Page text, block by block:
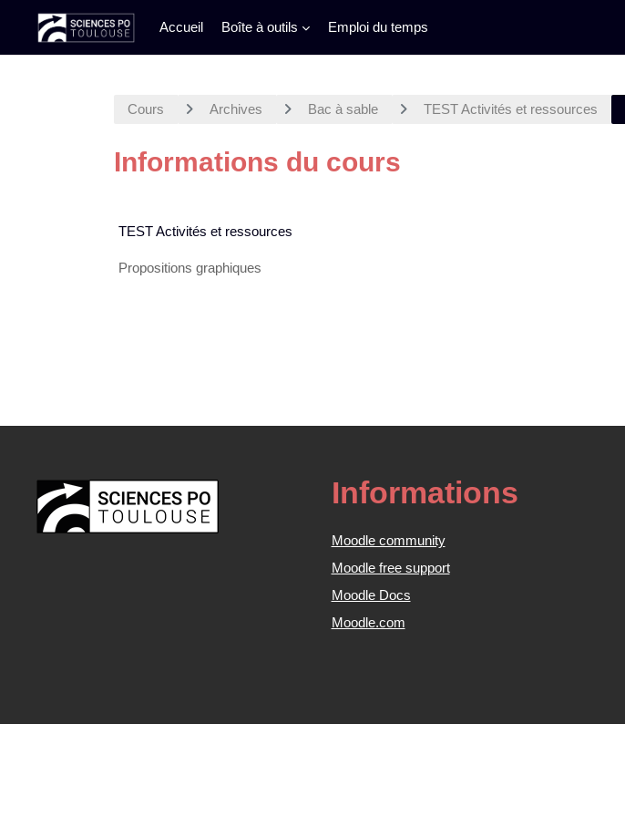
Accueil Boîte à outils Emploi du temps
Cours Archives Bac à sable TEST Activités et ressources
Informations du cours
TEST Activités et ressources
Propositions graphiques
Informations
Moodle community
Moodle free support
Moodle Docs
Moodle.com